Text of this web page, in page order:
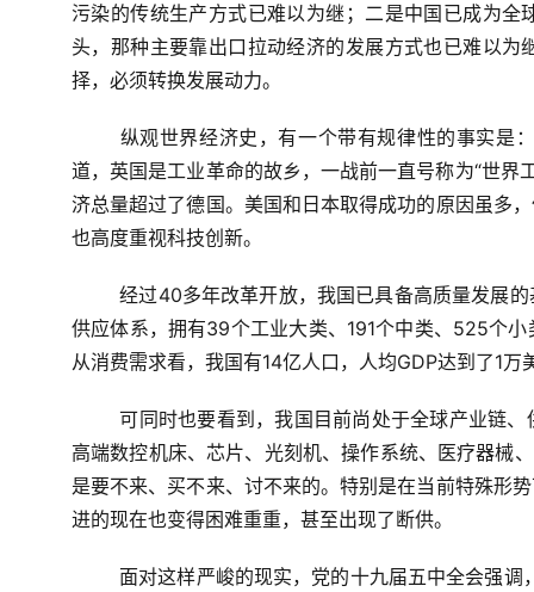
污染的传统生产方式已难以为继；二是中国已成为
头，那种主要靠出口拉动经济的发展方式也已难以
择，必须转换发展动力。
纵观世界经济史，有一个带有规律性的事实是
道，英国是工业革命的故乡，一战前一直号称为“世界
济总量超过了德国。美国和日本取得成功的原因虽多
也高度重视科技创新。
经过40多年改革开放，我国已具备高质量发展
供应体系，拥有39个工业大类、 191个中类、 525个小
从消费需求看，我国有14亿人口，人均GDP达到了1万
可同时也要看到，我国目前尚处于全球产业链
高端数控机床、芯片、光刻机、操作系统、医疗器械
是要不来、买不来、讨不来的。特别是在当前特殊形
进的现在也变得困难重重，甚至出现了断供。
面对这样严峻的现实，党的十九届五中全会强